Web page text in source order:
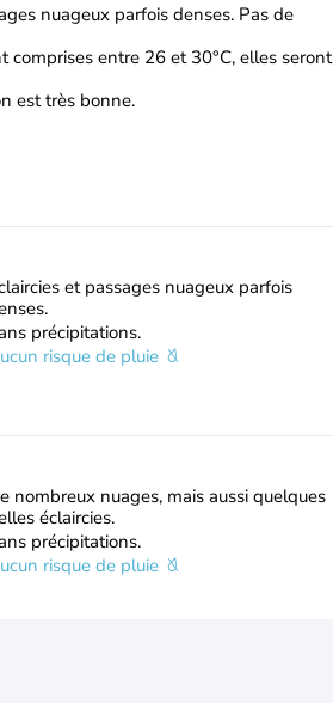
nuageux parfois denses. Pas de
comprises entre 26 et 30°C, elles seront
est très bonne.
et passages nuageux parfois
précipitations.
risque de pluie
nombreux nuages, mais aussi quelques
éclaircies.
précipitations.
risque de pluie